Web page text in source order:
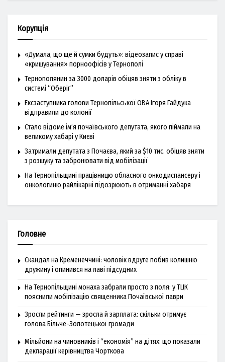
Корупція
«Думала, що ще й сумки будуть»: відеозапис у справі
«кришування» порноофісів у Тернополі
Тернополянин за 3000 доларів обіцяв зняти з обліку в
системі “Оберіг”
Ексзаступника голови Тернопільської ОВА Ігоря Гайдука
відправили до колонії
Стало відоме ім’я почаївського депутата, якого піймали на
великому хабарі у Києві
Затримали депутата з Почаєва, який за $10 тис. обіцяв зняти
з розшуку та забронювати від мобілізації
На Тернопільщині працівницю обласного онкодиспансеру і
онкологиню райлікарні підозрюють в отриманні хабаря
Головне
Скандал на Кременеччині: чоловік вдруге побив колишню
дружину і опинився на лаві підсудних
На Тернопільщині монаха забрали просто з поля: у ТЦК
пояснили мобілізацію священника Почаївської лаври
Зросли рейтинги — зросла й зарплата: скільки отримує
голова Більче-Золотецької громади
Мільйони на чиновників і “економія” на дітях: що показали
декларації керівництва Чорткова